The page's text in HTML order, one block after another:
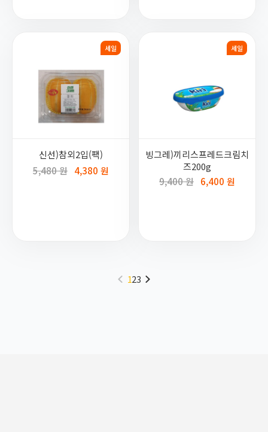
세일
신선)참외2입(팩)
5,480 원 4,380 원
세일
빙그레)끼리스프레드크림치
즈200g
9,400 원 6,400 원
123